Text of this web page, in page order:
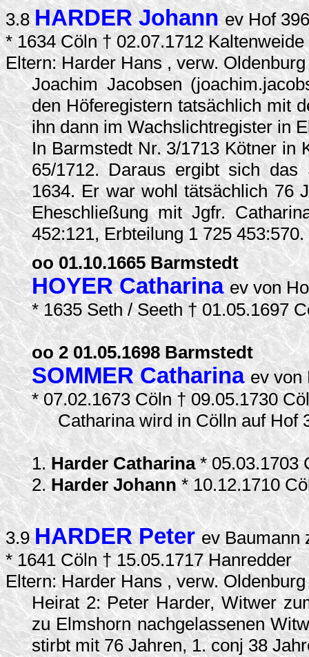
3.8 HARDER Johannev Hof
* 1634 Cöln † 02.07.1712 Kaltenweide
Eltern: Harder Hans , verw.
Joachim Jacobsen
den Höferegistern tatsächlich mit
ihn dann im Wachslichtregister in
In Barmstedt Nr. 3/1713 Kötner in
65/1712. Daraus ergibt sich das
1634. Er war wohl tätsächlich 76
Eheschließung mit Jgfr.
452:121, Erbteilung 1 725 453:570.
oo 01.10.1665 Barmstedt
HOYER Catharinaev von
* 1635 Seth / Seeth † 01.05.1697
oo 2 01.05.1698 Barmstedt
SOMMER Catharinaev von
* 07.02.1673 Cöln † 09.05.1730
Catharina wird in Cölln auf Hof
1.Harder Catharina* 05.03.1703
2.Harder Johann* 10.12.1710
3.9 HARDER Peterev Baumann
* 1641 Cöln † 15.05.1717 Hanredder
Eltern: Harder Hans , verw.
Heirat 2: Peter Harder, Witwer
zu Elmshorn nachgelassenen
stirbt mit 76 Jahren, 1. conj 38